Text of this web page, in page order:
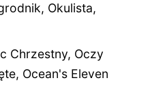
Okulista,
Chrzestny, Oczy
Ocean's Eleven